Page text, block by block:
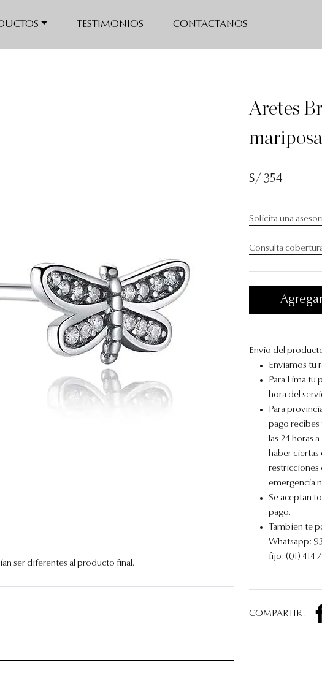
TESTIMONIOS CONTACTANOS
ser diferentes al producto final.
Aretes
S/ 354
Solicita una
Consulta
Envio del
Enviamos tu
Para Lima tu
hora del
Para
pago
las 24 horas
haber ciertas
restricciones
emergencia
Se aceptan
pago.
Tambíen te
Whatsapp:
fijo: (01) 414
COMPARTIR :